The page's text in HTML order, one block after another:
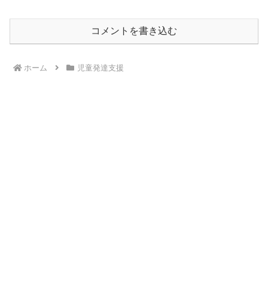
コメントを書き込む
ホーム 児童発達支援